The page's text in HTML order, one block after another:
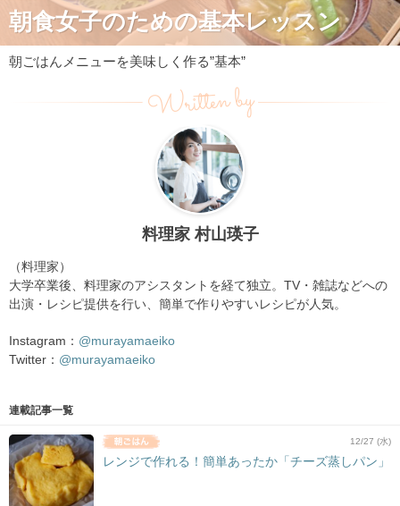
朝食女子のための基本レッスン
朝ごはんメニューを美味しく作る”基本”
Written by
料理家 村山瑛子
（料理家）
大学卒業後、料理家のアシスタントを経て独立。TV・雑誌などへの
出演・レシピ提供を行い、簡単で作りやすいレシピが人気。
Instagram： @murayamaeiko
Twitter： @murayamaeiko
連載記事一覧
12/27 (水)
レンジで作れる！簡単あったか「チーズ蒸しパン」